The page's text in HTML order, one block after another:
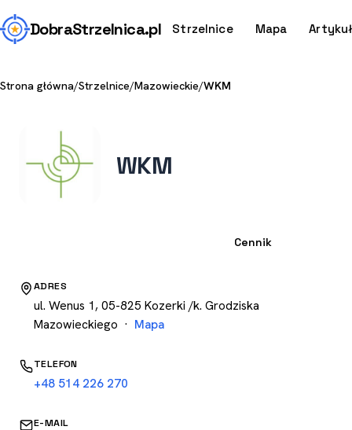
DobraStrzelnica.pl Strzelnice Mapa
Strona główna/Strzelnice/Mazowieckie/WKM
WKM
Cennik
ADRES
ul. Wenus 1, 05-825 Kozerki /k. Grodziska
Mazowieckiego · Mapa
TELEFON
+48 514 226 270
E-MAIL